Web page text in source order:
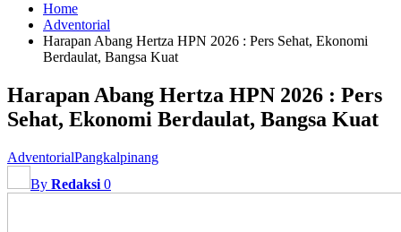
Home
Adventorial
Harapan Abang Hertza HPN 2026 : Pers Sehat, Ekonomi
Berdaulat, Bangsa Kuat
Harapan Abang Hertza HPN 2026 : Pers
Sehat, Ekonomi Berdaulat, Bangsa Kuat
AdventorialPangkalpinang
By Redaksi 0